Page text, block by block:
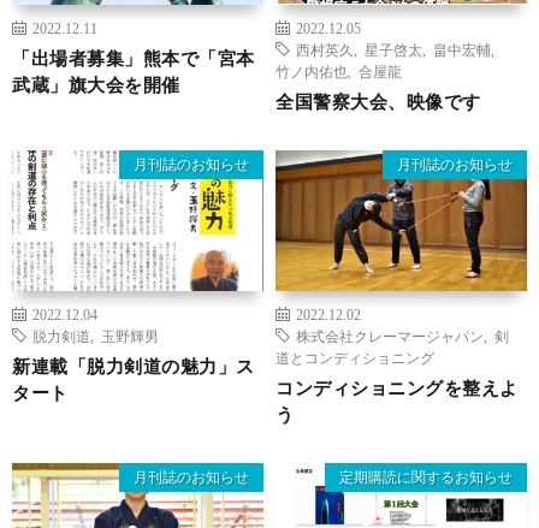
2022.12.11
「出場者募集」熊本で「宮本
武蔵」旗大会を開催
2022.12.05
西村英久
星子啓太 畠中宏輔
竹ノ内佑也
合屋龍
全国警察大会、映像です
月刊誌のお知らせ
2022.12.04
脱力剣道
玉野輝男
新連載「脱力剣道の魅力」ス
タート
月刊誌のお知らせ
2022.12.02
株式会社クレーマージャパン
剣
道とコンディショニング
コンディショニングを整えよ
う
月刊誌のお知らせ 定期購読に関するお知らせ